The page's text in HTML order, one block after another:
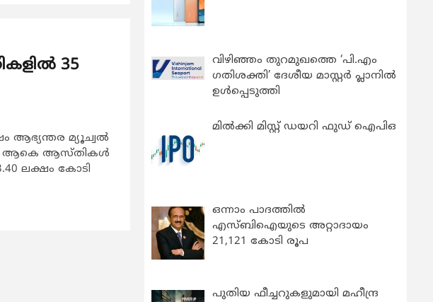
35
ആഭ്യന്തര മ്യൂച്വല്‍
ആകെ ആസ്തികള്‍
ലക്ഷം കോടി
വിഴിഞ്ഞം തുറമുഖത്തെ ‘പി.എം
ഗതിശക്തി’ ദേശീയ മാസ്റ്റർ പ്ലാനിൽ
ഉൾപ്പെടുത്തി
മിൽക്കി മിസ്റ്റ് ഡയറി ഫുഡ് ഐപിഒ
ഒന്നാം പാദത്തിൽ
എസ്ബിഐയുടെ അറ്റാദായം
21,121 കോടി രൂപ
പുതിയ ഫീച്ചറുകളുമായി മഹീന്ദ്ര